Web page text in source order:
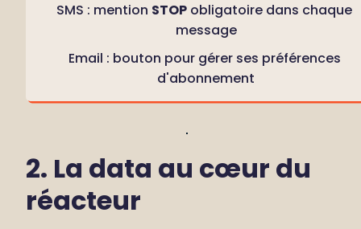
SMS : mention STOP obligatoire dans chaque
message
Email : bouton pour gérer ses préférences
d'abonnement
2. La data au cœur du
réacteur